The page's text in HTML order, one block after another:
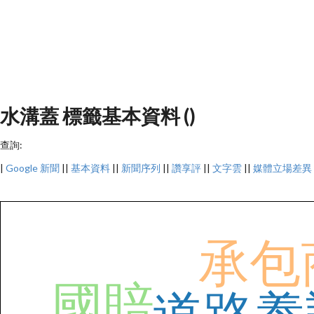
水溝蓋 標籤基本資料 ()
查詢:
| Google 新聞 || 基本資料 || 新聞序列 || 讚享評 || 文字雲 || 媒體立場差異
承包